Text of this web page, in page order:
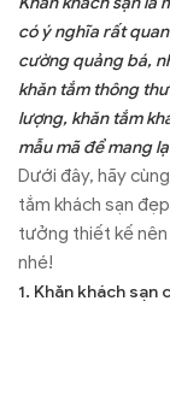
có ý nghĩa rất
cường quảng bá,
khăn tắm thông
lượng, khăn tắm
mẫu mã để mang
Dưới đây, hãy
tắm khách sạn
tưởng thiết kế nên
nhé!
1. Khăn khách